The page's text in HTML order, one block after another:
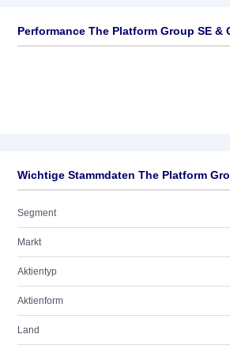
Performance The Platform Group SE &
Wichtige Stammdaten The Platform
Segment
Markt
Aktientyp
Aktienform
Land